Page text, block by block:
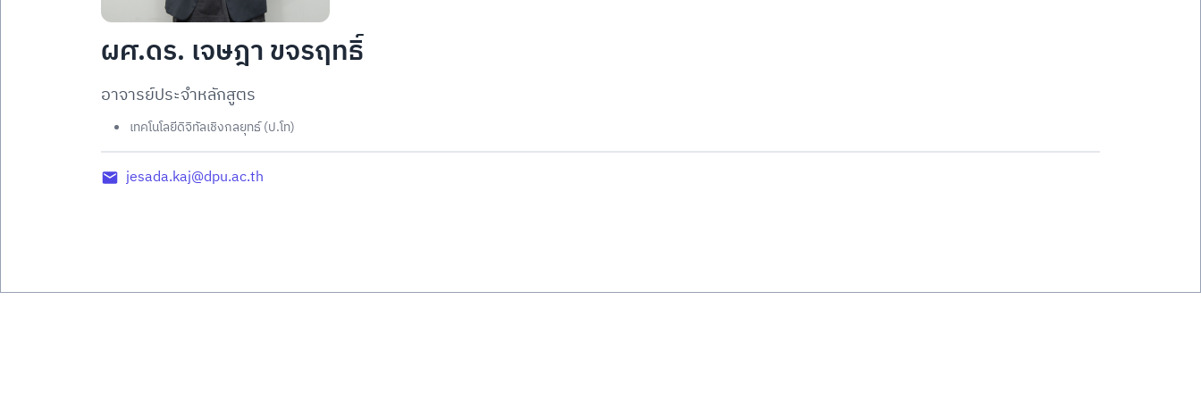
ผศ.ดร. เจษฎา ขจรฤทธิ์
อาจารย์ประจำหลักสูตร
เทคโนโลยีดิจิทัลเชิงกลยุทธ์ (ป.โท)
jesada.kaj@dpu.ac.th